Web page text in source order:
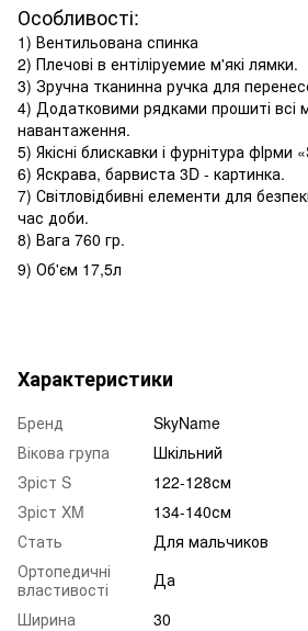
Особливості:
1) Вентильована спинка
2) Плечові в ентіліруемие м'які лямки.
3) Зручна тканинна ручка для
4) Додатковими рядками прошиті всі
навантаження.
5) Якісні блискавки і фурнітура фІрми
6) Яскрава, барвиста 3D - картинка.
7) Світловідбивні елементи для
час доби.
8) Вага 760 гр.
9) Об'єм 17,5л
Характеристики
Бренд
SkyName
Вікова група
Шкільний
Зріст S
122-128см
Зріст XM
134-140см
Стать
Для мальчиков
Ортопедичні
властивості
Да
Ширина
30